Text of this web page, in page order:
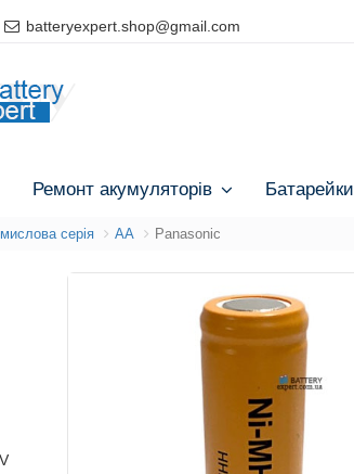
batteryexpert.shop@gmail.com
Ремонт акумуляторів Батарейки
серія AA Panasonic